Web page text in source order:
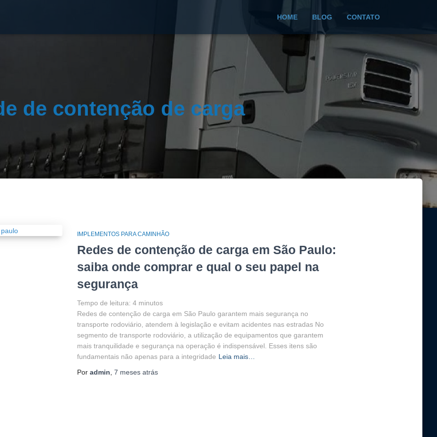
HOME BLOG CONTATO
de contenção de carga
IMPLEMENTOS PARA CAMINHÃO
Redes de contenção de carga em São Paulo:
saiba onde comprar e qual o seu papel na
segurança
Tempo de leitura: 4 minutos
Redes de contenção de carga em São Paulo garantem mais segurança no
transporte rodoviário, atendem à legislação e evitam acidentes nas estradas No
segmento de transporte rodoviário, a utilização de equipamentos que garantem
mais tranquilidade e segurança na operação é indispensável. Esses itens são
fundamentais não apenas para a integridade Leia mais…
Por admin 7 mesesatrás